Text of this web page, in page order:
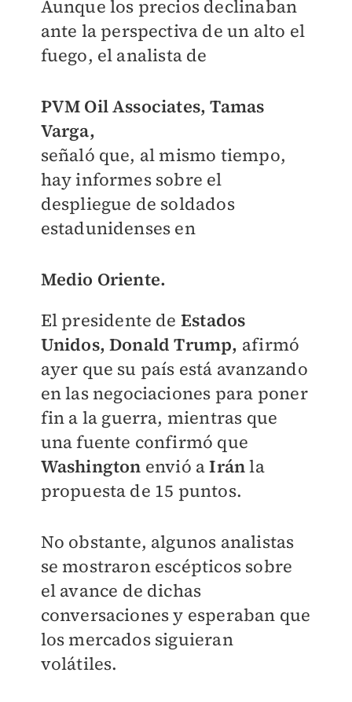
Aunque los precios declinaban
ante la perspectiva de un alto el
fuego, el analista de
PVM Oil Associates, Tamas
Varga,
señaló que, al mismo tiempo,
hay informes sobre el
despliegue de soldados
estadunidenses en
Medio Oriente.
El presidente de Estados
Unidos, Donald Trump, afirmó
ayer que su país está avanzando
en las negociaciones para poner
fin a la guerra, mientras que
una fuente confirmó que
Washington envió aIránla
propuesta de 15 puntos.
No obstante, algunos analistas
se mostraron escépticos sobre
el avance de dichas
conversaciones y esperaban que
los mercados siguieran
volátiles.